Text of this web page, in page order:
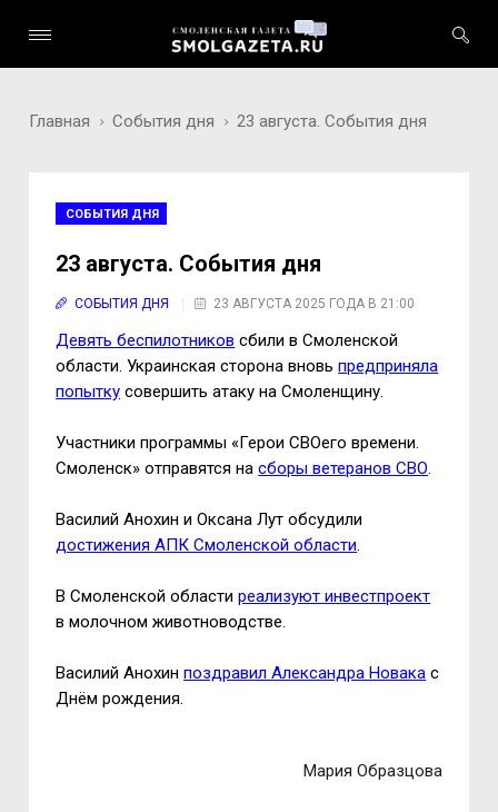
Главная События дня 23 августа. События дня
СОБЫТИЯ ДНЯ
23 августа. События дня
СОБЫТИЯ ДНЯ 23 АВГУСТА 2025 ГОДА В 21:00
Девять беспилотников сбили в Смоленской
области. Украинская сторона вновьпредприняла
попытку совершить атаку на Смоленщину.
Участники программы «Герои СВОего времени.
Смоленск» отправятся насборы ветеранов СВО.
Василий Анохин и Оксана Лут обсудили
достижения АПК Смоленской области.
В Смоленской областиреализуют инвестпроект
в молочном животноводстве.
Василий Анохинпоздравил Александра Новака с
Днём рождения.
Мария Образцова